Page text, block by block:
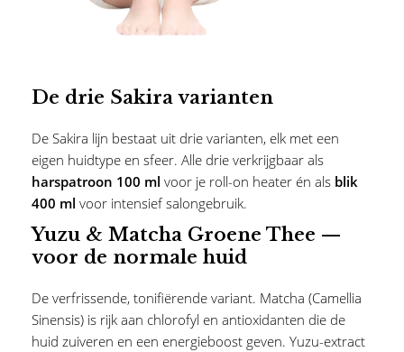
De drie Sakira varianten
De Sakira lijn bestaat uit drie varianten, elk met een
eigen huidtype en sfeer. Alle drie verkrijgbaar als
harspatroon 100 ml voor je roll-on heater én als blik
400 ml voor intensief salongebruik.
Yuzu & Matcha Groene Thee —
voor de normale huid
De verfrissende, tonifiërende variant. Matcha (Camellia
Sinensis) is rijk aan chlorofyl en antioxidanten die de
huid zuiveren en een energieboost geven. Yuzu-extract